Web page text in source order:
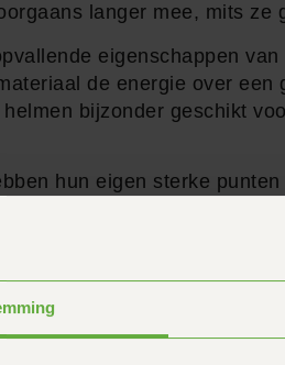
langer mee, mits ze
eigenschappen
de energie over
bijzonder geschikt
hun eigen sterke
van een helm. Of je nu
veiligheidsstandaarden